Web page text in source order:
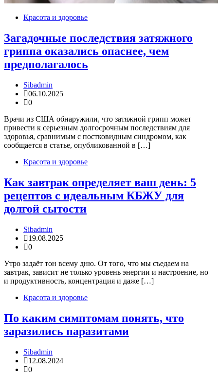
Красота и здоровье
Загадочные последствия затяжного
гриппа оказались опаснее, чем
предполагалось
Sibadmin
06.10.2025
0
Врачи из США обнаружили, что затяжной грипп может
привести к серьезным долгосрочным последствиям для
здоровья, сравнимым с постковидным синдромом, как
сообщается в статье, опубликованной в […]
Красота и здоровье
Как завтрак определяет ваш день: 5
рецептов с идеальным КБЖУ для
долгой сытости
Sibadmin
19.08.2025
0
Утро задаёт тон всему дню. От того, что мы съедаем на
завтрак, зависит не только уровень энергии и настроение, но
и продуктивность, концентрация и даже […]
Красота и здоровье
По каким симптомам понять, что
заразились паразитами
Sibadmin
12.08.2024
0